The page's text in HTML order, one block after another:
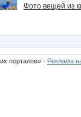
Фото вещей из
порталов» · Реклама